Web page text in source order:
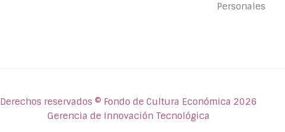
Personales
Derechos reservados © Fondo de Cultura Económica 2026
Gerencia de Innovación Tecnológica